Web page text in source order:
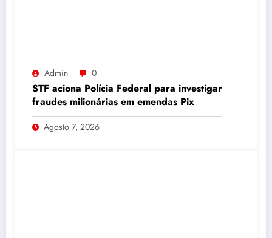
Admin 0
STF aciona Polícia Federal para investigar
fraudes milionárias em emendas Pix
Agosto 7, 2026